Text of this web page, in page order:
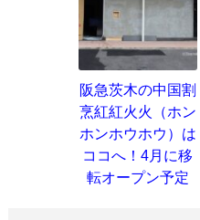
阪急茨木の中国割
烹紅紅火火（ホン
ホンホウホウ）は
ココへ！4月に移
転オープン予定